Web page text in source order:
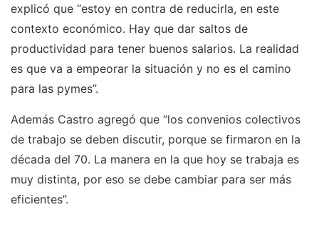
explicó que “estoy en contra de reducirla, en este
contexto económico. Hay que dar saltos de
productividad para tener buenos salarios. La realidad
es que va a empeorar la situación y no es el camino
para las pymes”.
Además Castro agregó que “los convenios colectivos
de trabajo se deben discutir, porque se firmaron en la
década del 70. La manera en la que hoy se trabaja es
muy distinta, por eso se debe cambiar para ser más
eficientes”.